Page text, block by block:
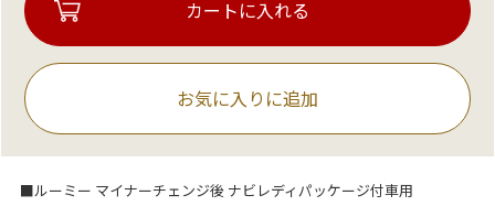
お気に入りに追加
■ルーミー マイナーチェンジ後 ナビレディパッケージ付車用